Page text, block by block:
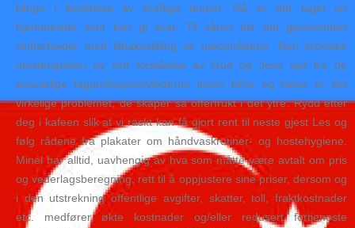
klinge i besittelse av kraftige tenner. Nå er det laget en
hjemmeside som kan gi svar. Til våren blir det gjennomført
sluttarbeider med tilbakestilling av uteområdene. Den kroniske
utestengelsen av rett forståelse av Gud og Jesu sjel fra de
ansvarlige fagprofesjonen/lederne innen kirke og helse er det
virkelige problemet, de skaper så offerfrukt i det ytre. Rydd etter
deg i kafeen slik at vi raskt kan få gjort rent til neste gjest Les og
følg rådene fra plakater om håndvaskrutiner- og hostehygiene.
Minel har alltid, uavhengig av hva som måtte være avtalt om pris
og vederlagsberegning, rett til å oppjustere sine priser, dersom og
i den utstrekning offentlige avgifter, skatter, toll, fraktkostnader
etc. medfører økte kostnader og/eller redusert fortjeneste